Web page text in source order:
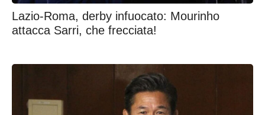
Lazio-Roma, derby infuocato: Mourinho
attacca Sarri, che frecciata!